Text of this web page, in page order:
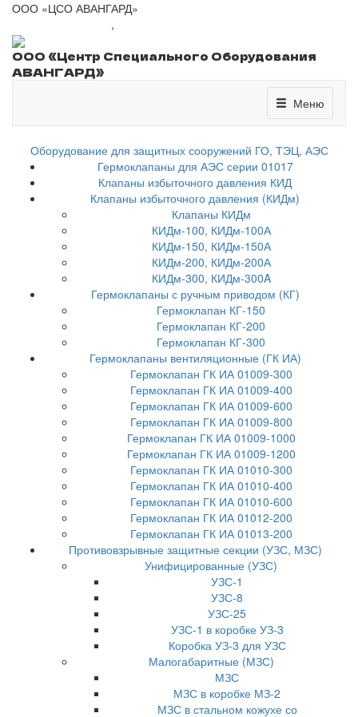
ООО «ЦСО АВАНГАРД»
,
ООО «Центр Специального Оборудования
АВАНГАРД»
МенюМеню
Оборудование для защитных сооружений ГО, ТЭЦ, АЭС
Гермоклапаны для АЭС серии 01017
Клапаны избыточного давления КИД
Клапаны избыточного давления (КИДм)
Клапаны КИДм
КИДм-100, КИДм-100А
КИДм-150, КИДм-150А
КИДм-200, КИДм-200А
КИДм-300, КИДм-300A
Гермоклапаны с ручным приводом (КГ)
Гермоклапан КГ-150
Гермоклапан КГ-200
Гермоклапан КГ-300
Гермоклапаны вентиляционные (ГК ИА)
Гермоклапан ГК ИА 01009-300
Гермоклапан ГК ИА 01009-400
Гермоклапан ГК ИА 01009-600
Гермоклапан ГК ИА 01009-800
Гермоклапан ГК ИА 01009-1000
Гермоклапан ГК ИА 01009-1200
Гермоклапан ГК ИА 01010-300
Гермоклапан ГК ИА 01010-400
Гермоклапан ГК ИА 01010-600
Гермоклапан ГК ИА 01012-200
Гермоклапан ГК ИА 01013-200
Противовзрывные защитные секции (УЗС, МЗС)
Унифицированные (УЗС)
УЗС-1
УЗС-8
УЗС-25
УЗС-1 в коробке УЗ-3
Коробка УЗ-3 для УЗС
Малогабаритные (МЗС)
МЗС
МЗС в коробке МЗ-2
МЗС в стальном кожухе со